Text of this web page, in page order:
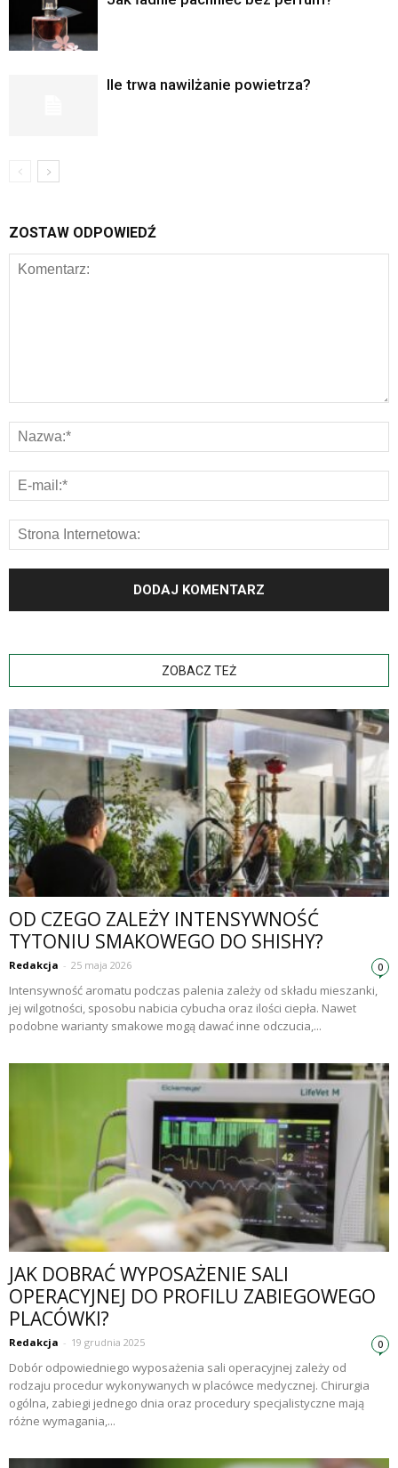
Ile trwa nawilżanie powietrza?
ZOSTAW ODPOWIEDŹ
ZOBACZ TEŻ
OD CZEGO ZALEŻY INTENSYWNOŚĆ
TYTONIU SMAKOWEGO DO SHISHY?
Redakcja - 25 maja 2026 0
Intensywność aromatu podczas palenia zależy od składu mieszanki,
jej wilgotności, sposobu nabicia cybucha oraz ilości ciepła. Nawet
podobne warianty smakowe mogą dawać inne odczucia,...
JAK DOBRAĆ WYPOSAŻENIE SALI
OPERACYJNEJ DO PROFILU ZABIEGOWEGO
PLACÓWKI?
Redakcja - 19 grudnia 2025 0
Dobór odpowiedniego wyposażenia sali operacyjnej zależy od
rodzaju procedur wykonywanych w placówce medycznej. Chirurgia
ogólna, zabiegi jednego dnia oraz procedury specjalistyczne mają
różne wymagania,...